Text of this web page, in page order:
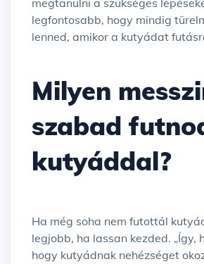
megtanulni a szükséges
legfontosabb, hogy mindig
lenned, amikor a kutyádat
Milyen
szabad
kutyáddal?
Ha még soha nem futottál
legjobb, ha lassan kezded. „Így,
hogy kutyádnak nehézséget